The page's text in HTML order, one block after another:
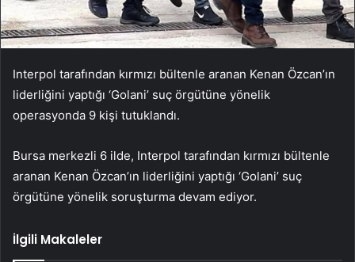
Interpol tarafından kırmızı bültenle aranan Kenan Özcan’ın
liderliğini yaptığı ‘Golani’ suç örgütüne yönelik
operasyonda 9 kişi tutuklandı.
Bursa merkezli 6 ilde, Interpol tarafından kırmızı bültenle
aranan Kenan Özcan’ın liderliğini yaptığı ‘Golani’ suç
örgütüne yönelik soruşturma devam ediyor.
İlgili Makaleler